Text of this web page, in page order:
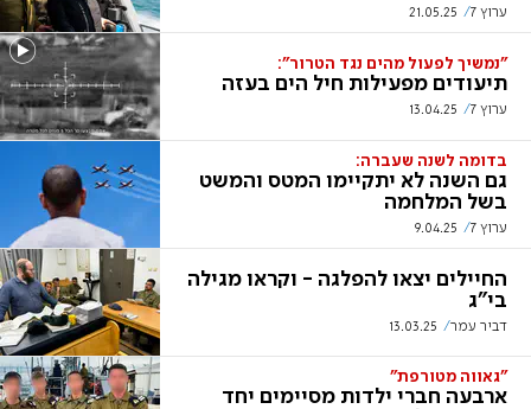
ערוץ 7 21.05.25
"נמשיך לפעול מהים נגד הטרור":
תיעודים מפעילות חיל הים בעזה
ערוץ 7 13.04.25
בדומה לשנה שעברה:
גם השנה לא יתקיימו המטס והמשט
בשל המלחמה
ערוץ 7 9.04.25
החיילים יצאו להפלגה - וקראו מגילה
בי"ג
דביר עמר 13.03.25
"גאווה מטורפת"
ארבעה חברי ילדות מסיימים יחד